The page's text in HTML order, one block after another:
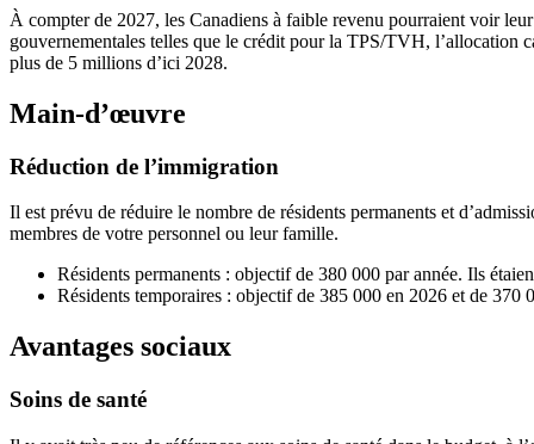
À compter de 2027, les Canadiens à faible revenu pourraient voir
gouvernementales telles que le crédit pour la TPS/TVH, l’allocation
plus de 5 millions d’ici 2028.
Main-d’œuvre
Réduction de l’immigration
Il est prévu de réduire le nombre de résidents permanents et
membres de votre personnel ou leur famille.
Résidents permanents : objectif de 380 000 par année. Ils
Résidents temporaires : objectif de 385 000 en 2026 et de
Avantages sociaux
Soins de santé